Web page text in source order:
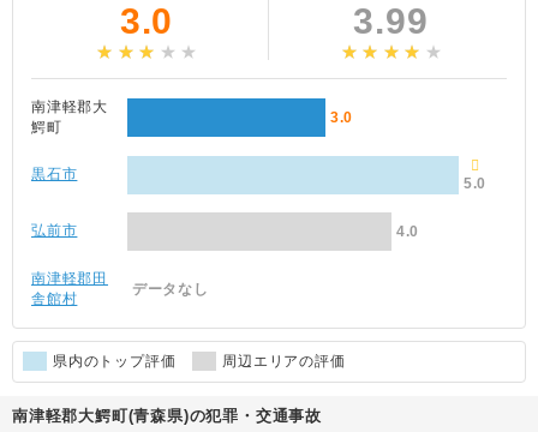
3.0 3.99
南津軽郡大
鰐町
3.0
黒石市
5.0
弘前市 4.0
南津軽郡田
舎館村
データなし
県内のトップ評価 周辺エリアの評価
南津軽郡大鰐町(青森県)の犯罪・交通事故